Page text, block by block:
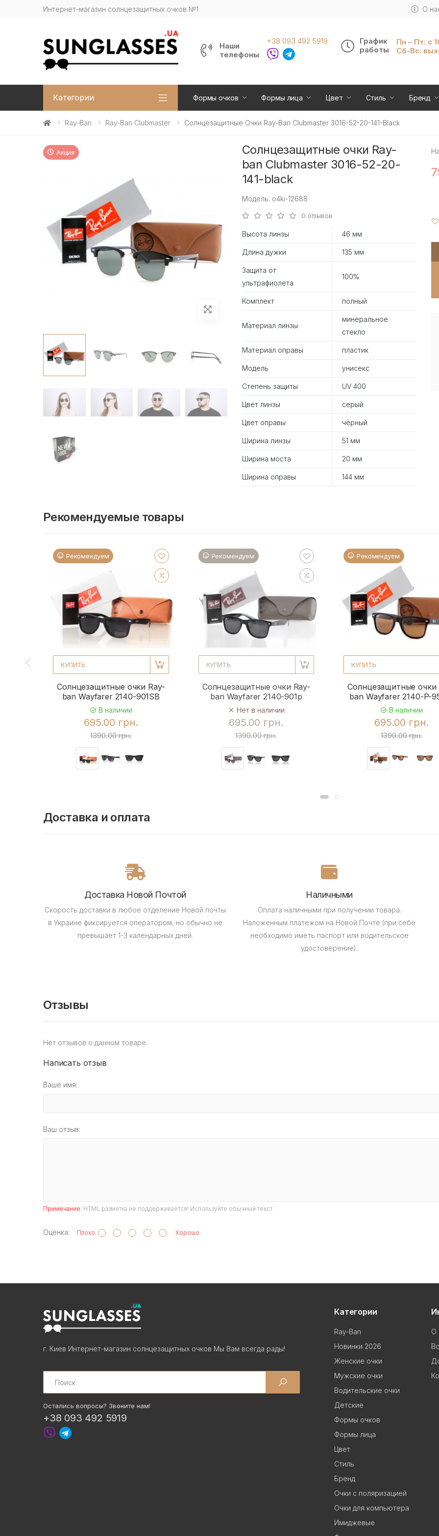
Интернет-магазин солнцезащитных очков №1 О
Наши
телефоны
+38 093 492 5919
График
работы
Пн – Пт: с
Сб-Вс:
Категории Формы очков Формы лица Цвет Стиль Бренд
Ray-Ban Ray-Ban Clubmaster Солнцезащитные Очки Ray-Ban Clubmaster 3016-52-20-141-Black
Акция
Солнцезащитные очки Ray-
ban Clubmaster 3016-52-20-
141-black
Модель: o4ki-12688
0 отзывов
Высота линзы 46 мм
Длина дужки 135 мм
Защита от
ультрафиолета
100%
Комплект полный
Материал линзы
минеральное
стекло
Материал оправы пластик
Модель унисекс
Степень защиты UV 400
Цвет линзы серый
Цвет оправы чёрный
Ширина линзы 51 мм
Ширина моста 20 мм
Ширина оправы 144 мм
Рекомендуемые товары
Рекомендуем
КУПИТЬ
Солнцезащитные очки Ray-
ban Wayfarer 2140-901SB
В наличии
695.00 грн.
1390.00 грн.
Рекомендуем
КУПИТЬ
Солнцезащитные очки Ray-
ban Wayfarer 2140-901p
Нет в наличии
695.00 грн.
1390.00 грн.
Рекомендуем
КУПИТЬ
Солнцезащитные очки
ban Wayfarer 2140-P-
В наличии
695.00 грн.
1390.00 грн.
Доставка и оплата
Доставка Новой Почтой
Скорость доставки в любое отделение Новой почты
в Украине фиксируется оператором, но обычно не
превышает 1-3 календарных дней.
Наличными
Оплата наличными при получении товара.
Наложенным платежом на Новой Почте (при себе
необходимо иметь паспорт или водительское
удостоверение).
Отзывы
Нет отзывов о данном товаре.
Написать отзыв
Ваше имя:
Ваш отзыв:
Примечание: HTML разметка не поддерживается! Используйте обычный текст.
Оценка: Плохо Хорошо
г. Киев Интернет-магазин солнцезащитных очков Мы Вам всегда рады!
Search
Остались вопросы? Звоните нам!
+38 093 492 5919
Категории
Ray-Ban
Новинки 2026
Женские очки
Мужские очки
Водительские очки
Детские
Формы очков
Формы лица
Цвет
Стиль
Бренд
Очки с поляризацией
Очки для компьютера
Имиджевые
О